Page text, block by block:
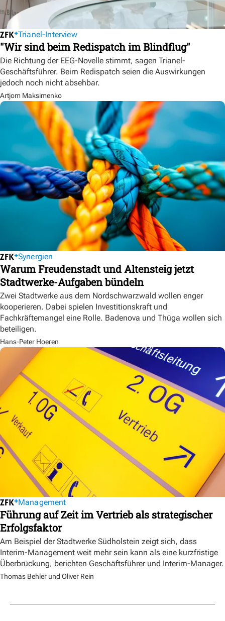
Trianel-Interview
"Wir sind beim Redispatch im Blindflug"
Die Richtung der EEG-Novelle stimmt, sagen Trianel-
Geschäftsführer. Beim Redispatch seien die Auswirkungen
jedoch noch nicht absehbar.
Artjom Maksimenko
Synergien
Warum Freudenstadt und Altensteig jetzt
Stadtwerke-Aufgaben bündeln
Zwei Stadtwerke aus dem Nordschwarzwald wollen enger
kooperieren. Dabei spielen Investitionskraft und
Fachkräftemangel eine Rolle. Badenova und Thüga wollen sich
beteiligen.
Hans-Peter Hoeren
Management
Führung auf Zeit im Vertrieb als strategischer
Erfolgsfaktor
Am Beispiel der Stadtwerke Südholstein zeigt sich, dass
Interim-Management weit mehr sein kann als eine kurzfristige
Überbrückung, berichten Geschäftsführer und Interim-Manager.
Thomas Behler und Oliver Rein